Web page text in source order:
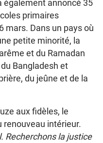
également annoncé 35
primaires
mars. Dans un pays où
petite minorité, la
et du Ramadan
Bangladesh et
du jeûne et de la
aux fidèles, le
renouveau intérieur.
Recherchons la justice